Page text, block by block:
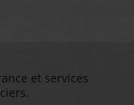
et services